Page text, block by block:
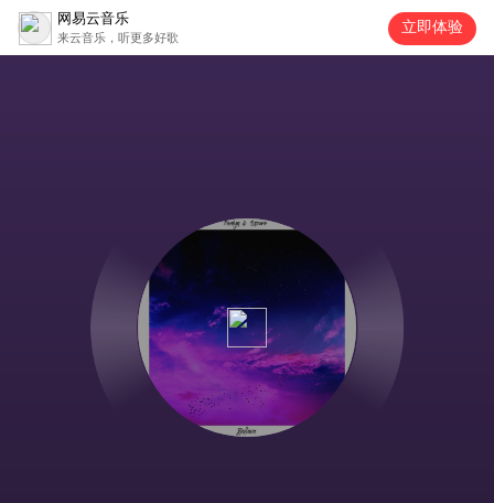
网易云音乐
来云音乐，听更多好歌
立即体验